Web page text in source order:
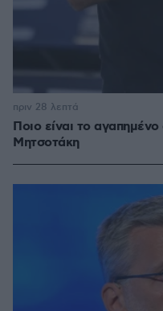
Ποιο είναι το
Μητσοτάκη
πριν 28 λεπτά